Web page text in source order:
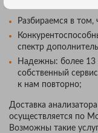
Разбираемся в том,
спектр
Надежны: более 13
собственный
к нам повторно;
Доставка
осуществляется по
Возможны такие